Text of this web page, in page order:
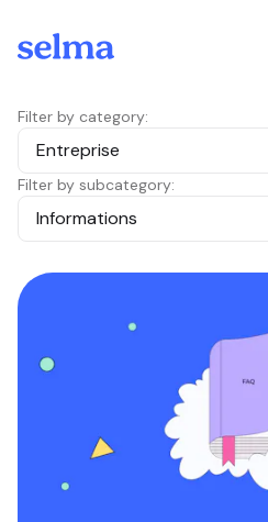
Filter by category:
Entreprise
Filter by subcategory:
Informations